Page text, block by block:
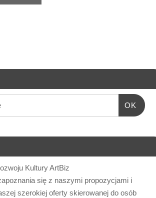
OK
Kultury ArtBiz
się z naszymi propozycjami i
szerokiej oferty skierowanej do osób